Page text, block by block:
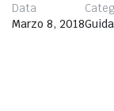
Data
Marzo 8, 2018